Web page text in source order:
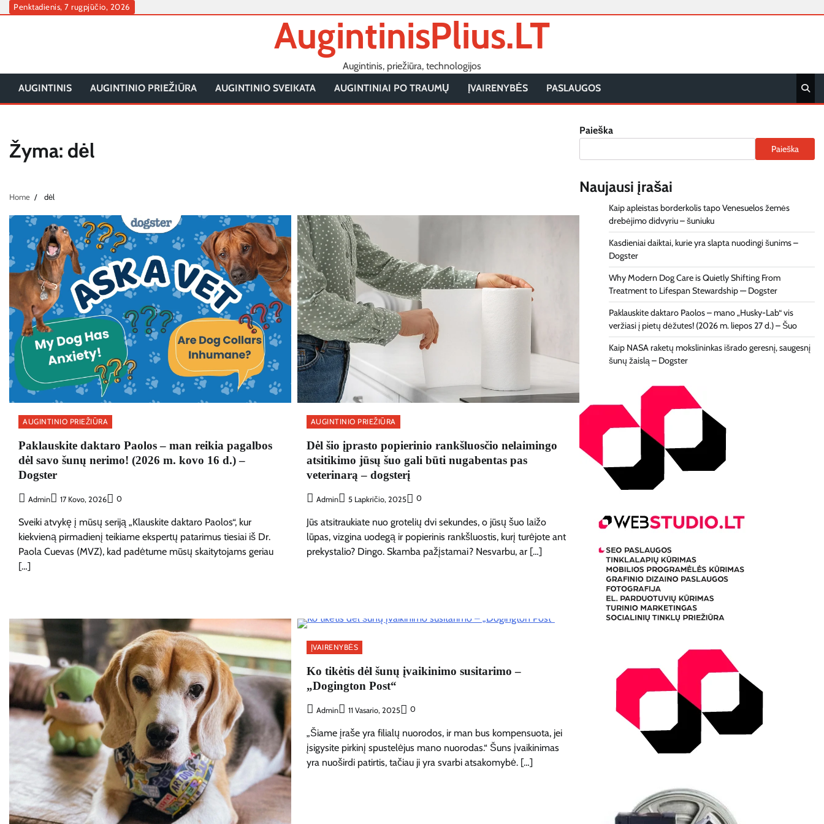
SkipPenktadienis, 7 rugpjūčio, 2026
AugintinisPlius.LT
Augintinis, priežiūra, technologijos
AUGINTINIS
AUGINTINIO PRIEŽIŪRA AUGINTINIO SVEIKATA AUGINTINIAI PO TRAUMŲ ĮVAIRENYBĖS PASLAUGOS
Žyma: dėl
Home dėl
AUGINTINIO PRIEŽIŪRA
Paklauskite daktaro Paolos – man reikia pagalbos
dėl savo šunų nerimo! (2026 m. kovo 16 d.) –
Dogster
Admin 17 Kovo, 2026 0
Sveiki atvykę į mūsų seriją „Klauskite daktaro Paolos“, kur
kiekvieną pirmadienį teikiame ekspertų patarimus tiesiai iš Dr.
Paola Cuevas (MVZ), kad padėtume mūsų skaitytojams geriau
[…]
AUGINTINIO PRIEŽIŪRA
Dėl šio įprasto popierinio rankšluosčio nelaimingo
atsitikimo jūsų šuo gali būti nugabentas pas
veterinarą – dogsterį
Admin 5 Lapkričio, 2025 0
Jūs atsitraukiate nuo grotelių dvi sekundes, o jūsų šuo laižo
lūpas, vizgina uodegą ir popierinis rankšluostis, kurį turėjote ant
prekystalio? Dingo. Skamba pažįstamai? Nesvarbu, ar […]
ĮVAIRENYBĖS
Ko tikėtis dėl šunų įvaikinimo susitarimo –
„Dogington Post“
Admin 11 Vasario, 2025 0
„Šiame įraše yra filialų nuorodos, ir man bus kompensuota, jei
įsigysite pirkinį spustelėjus mano nuorodas.“ Šuns įvaikinimas
yra nuoširdi patirtis, tačiau ji yra svarbi atsakomybė. […]
Paieška
Paieška
Naujausi įrašai
Kaip apleistas borderkolis tapo Venesuelos žemės
drebėjimo didvyriu – šuniuku
Kasdieniai daiktai, kurie yra slapta nuodingi šunims –
Dogster
Why Modern Dog Care is Quietly Shifting From
Treatment to Lifespan Stewardship — Dogster
Paklauskite daktaro Paolos – mano „Husky-Lab“ vis
veržiasi į pietų dėžutes! (2026 m. liepos 27 d.) – Šuo
Kaip NASA raketų mokslininkas išrado geresnį, saugesnį
šunų žaislą – Dogster